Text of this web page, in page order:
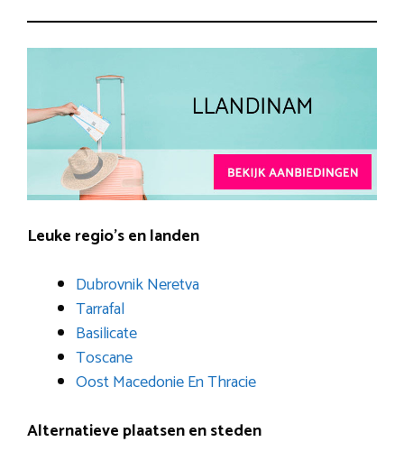
Leuke regio’s en landen
Dubrovnik Neretva
Tarrafal
Basilicate
Toscane
Oost Macedonie En Thracie
Alternatieve plaatsen en steden